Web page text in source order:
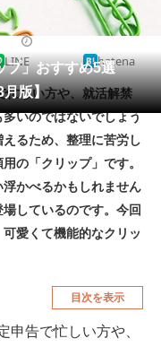
ョン
・CD
スメ
ク
料・お酒
プ」おすすめ5選
月版】
LINE hatena
忙しい方や、就活解禁
いのではないでしょう
るため、整理に苦労し
の「クリップ」です。
かべるかもしれません
しているのです。今回
愛くて機能的なクリッ
目次を表示
告で忙しい方や、